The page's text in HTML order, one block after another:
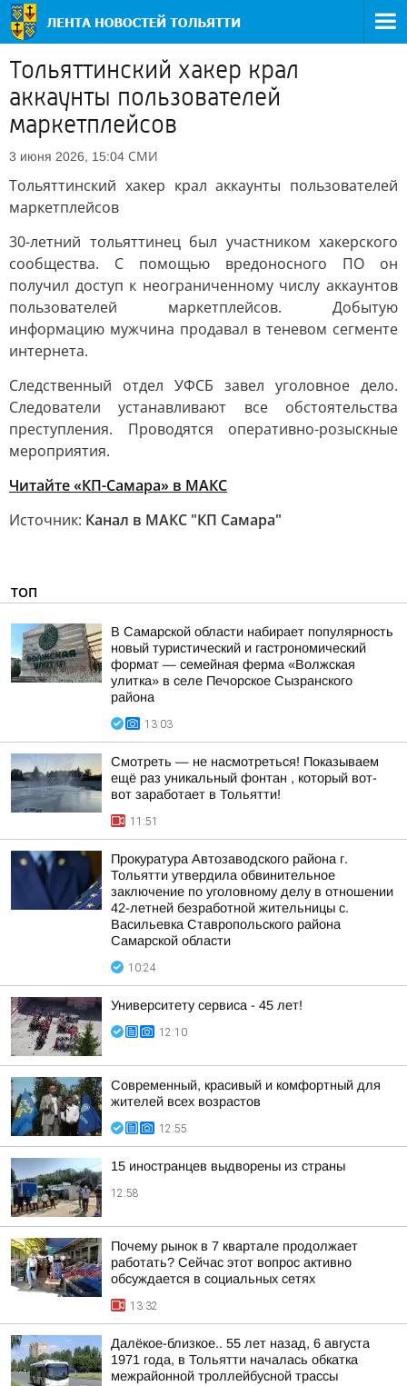
Тольяттинский хакер крал
аккаунты пользователей
маркетплейсов
3 июня 2026, 15:04 СМИ
Тольяттинский хакер крал аккаунты пользователей
маркетплейсов
30-летний тольяттинец был участником хакерского
сообщества. С помощью вредоносного ПО он
получил доступ к неограниченному числу аккаунтов
пользователей маркетплейсов. Добытую
информацию мужчина продавал в теневом сегменте
интернета.
Следственный отдел УФСБ завел уголовное дело.
Следователи устанавливают все обстоятельства
преступления. Проводятся оперативно-розыскные
мероприятия.
Читайте «КП-Самара» в МАКС
Источник: Канал в МАКС "КП Самара"
ТОП
В Самарской области набирает популярность
новый туристический и гастрономический
формат — семейная ферма «Волжская
улитка» в селе Печорское Сызранского
района
13:03
Смотреть — не насмотреться! Показываем
ещё раз уникальный фонтан , который вот-
вот заработает в Тольятти!
11:51
Прокуратура Автозаводского района г.
Тольятти утвердила обвинительное
заключение по уголовному делу в отношении
42-летней безработной жительницы с.
Васильевка Ставропольского района
Самарской области
10:24
Университету сервиса - 45 лет!
12:10
Современный, красивый и комфортный для
жителей всех возрастов
12:55
15 иностранцев выдворены из страны
12:58
Почему рынок в 7 квартале продолжает
работать? Сейчас этот вопрос активно
обсуждается в социальных сетях
13:32
Далёкое-близкое.. 55 лет назад, 6 августа
1971 года, в Тольятти началась обкатка
межрайонной троллейбусной трассы